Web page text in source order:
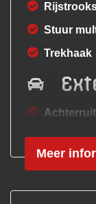
Stuur
Trekhaak
Meer